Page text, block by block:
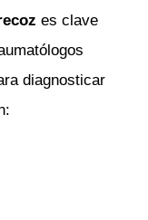
es clave
diagnosticar